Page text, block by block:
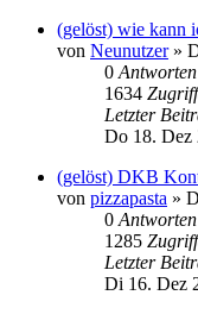
(gelöst) wie kann
von Neunutzer»
0 Antworten
1634
Letzter
Do 18. Dez
(gelöst) DKB
von pizzapasta »
0 Antworten
1285
Letzter
Di 16. Dez